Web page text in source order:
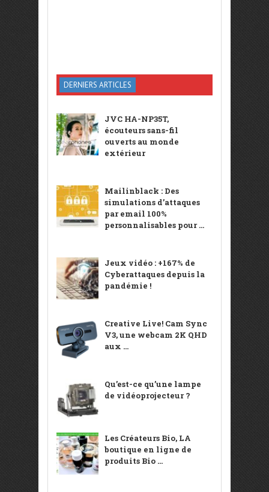
DERNIERS ARTICLES
JVC HA-NP35T,
écouteurs sans-fil
ouverts au monde
extérieur
Mailinblack : Des
simulations d’attaques
par email 100%
personnalisables pour ...
Jeux vidéo : +167% de
Cyberattaques depuis la
pandémie !
Creative Live! Cam Sync
V3, une webcam 2K QHD
aux ...
Qu’est-ce qu’une lampe
de vidéoprojecteur ?
Les Créateurs Bio, LA
boutique en ligne de
produits Bio ...